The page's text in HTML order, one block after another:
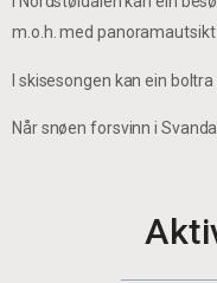
m.o.h. med
I skisesongen kan ein
Når snøen forsvinn i